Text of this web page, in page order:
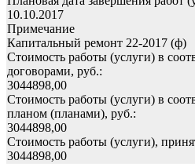
10.10.2017
Примечание
Капитальный ремонт 22-2017 (ф)
Стоимость работы (услуги) в
договорами, руб.:
3044898,00
Стоимость работы (услуги) в
планом (планами), руб.:
3044898,00
Стоимость работы (услуги),
3044898,00